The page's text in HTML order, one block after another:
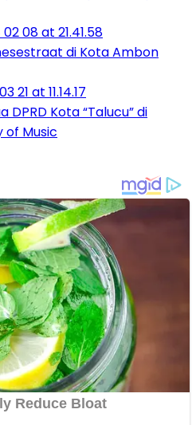
di Kota Ambon
DPRD Kota “Talucu” di
Music